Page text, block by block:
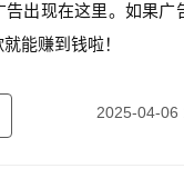
告出现在这里。如果广
能赚到钱啦！
2025-04-06